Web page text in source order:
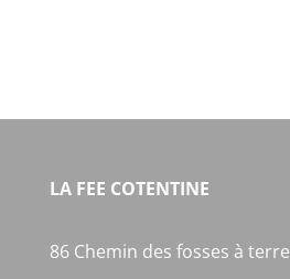
LA FEE COTENTINE
86 Chemin des fosses à terre